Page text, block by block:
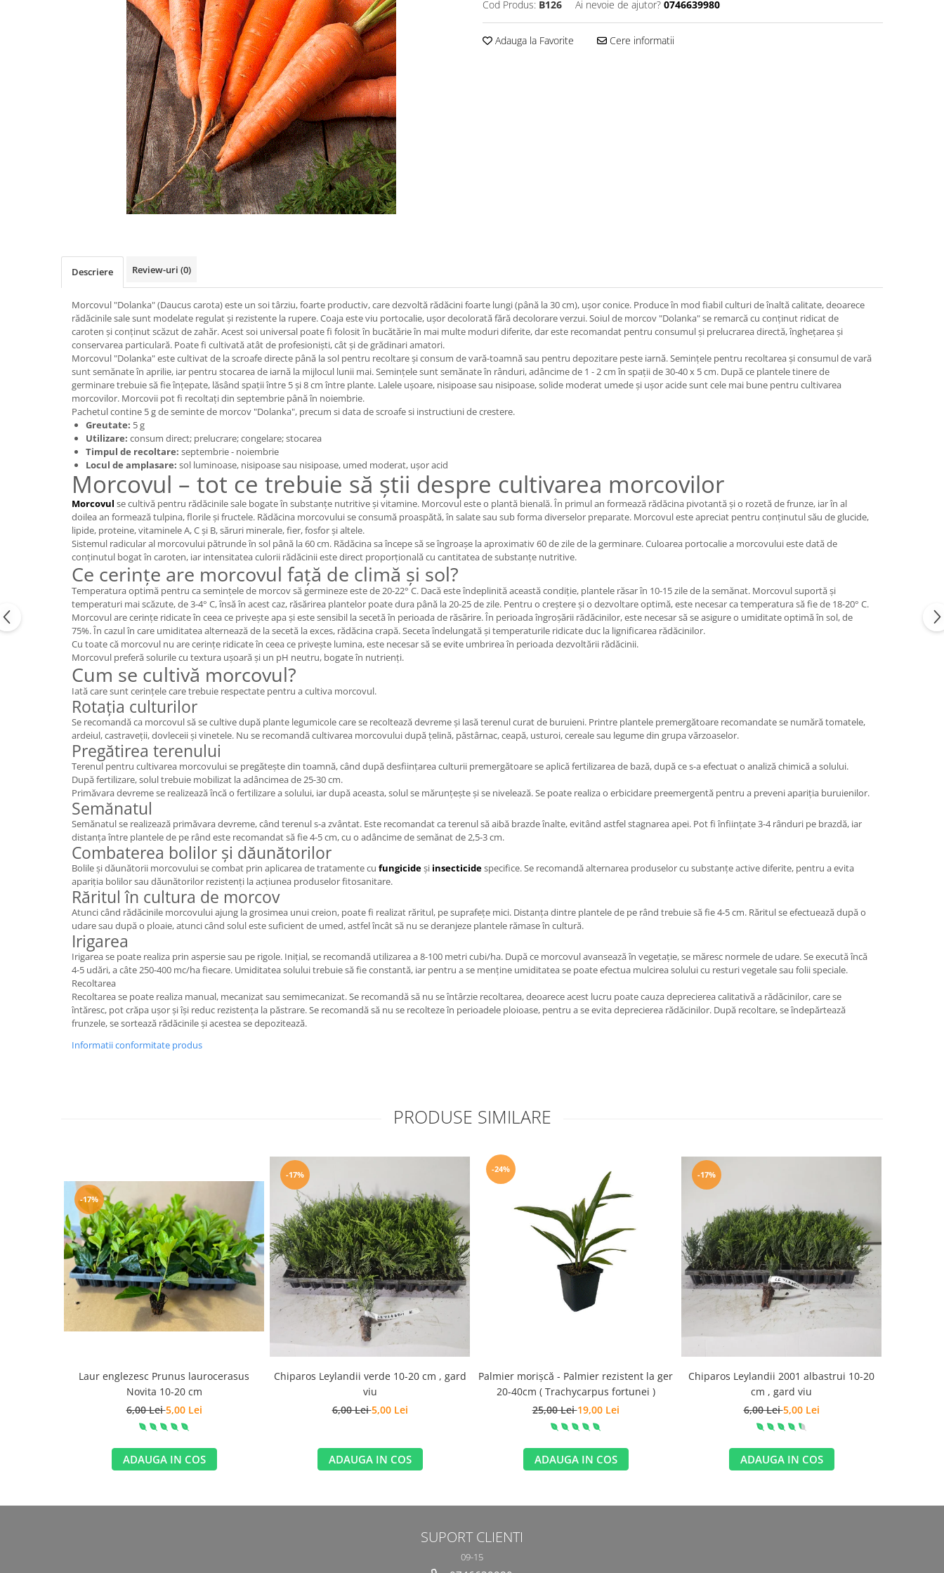
Cod Produs: B126 Ai nevoie de ajutor? 0746639980
Adauga la Favorite Cere informatii
Descriere Review-uri (0)
Morcovul "Dolanka" (Daucus carota) este un soi târziu, foarte productiv, care dezvoltă rădăcini foarte lungi (până la 30 cm), ușor conice. Produce în mod fiabil culturi de înaltă calitate, deoarece
rădăcinile sale sunt modelate regulat și rezistente la rupere. Coaja este viu portocalie, ușor decolorată fără decolorare verzui. Soiul de morcov "Dolanka" se remarcă cu conținut ridicat de
caroten și conținut scăzut de zahăr. Acest soi universal poate fi folosit în bucătărie în mai multe moduri diferite, dar este recomandat pentru consumul și prelucrarea directă, înghețarea și
conservarea particulară. Poate fi cultivată atât de profesioniști, cât și de grădinari amatori.
Morcovul "Dolanka" este cultivat de la scroafe directe până la sol pentru recoltare și consum de vară-toamnă sau pentru depozitare peste iarnă. Semințele pentru recoltarea și consumul de vară
sunt semănate în aprilie, iar pentru stocarea de iarnă la mijlocul lunii mai. Semințele sunt semănate în rânduri, adâncime de 1 - 2 cm în spații de 30-40 x 5 cm. După ce plantele tinere de
germinare trebuie să fie înțepate, lăsând spații între 5 și 8 cm între plante. Lalele ușoare, nisipoase sau nisipoase, solide moderat umede și ușor acide sunt cele mai bune pentru cultivarea
morcovilor. Morcovii pot fi recoltați din septembrie până în noiembrie.
Pachetul contine 5 g de seminte de morcov "Dolanka", precum si data de scroafe si instructiuni de crestere.
Greutate: 5 g
Utilizare: consum direct; prelucrare; congelare; stocarea
Timpul de recoltare: septembrie - noiembrie
Locul de amplasare: sol luminoase, nisipoase sau nisipoase, umed moderat, ușor acid
Morcovul – tot ce trebuie să știi despre cultivarea morcovilor
Morcovul se cultivă pentru rădăcinile sale bogate în substanțe nutritive și vitamine. Morcovul este o plantă bienală. În primul an formează rădăcina pivotantă și o rozetă de frunze, iar în al
doilea an formează tulpina, florile și fructele. Rădăcina morcovului se consumă proaspătă, în salate sau sub forma diverselor preparate. Morcovul este apreciat pentru conținutul său de glucide,
lipide, proteine, vitaminele A, C și B, săruri minerale, fier, fosfor și altele.
Sistemul radicular al morcovului pătrunde în sol până la 60 cm. Rădăcina sa începe să se îngroașe la aproximativ 60 de zile de la germinare. Culoarea portocalie a morcovului este dată de
conținutul bogat în caroten, iar intensitatea culorii rădăcinii este direct proporțională cu cantitatea de substanțe nutritive.
Ce cerințe are morcovul față de climă și sol?
Temperatura optimă pentru ca semințele de morcov să germineze este de 20-22° C. Dacă este îndeplinită această condiție, plantele răsar în 10-15 zile de la semănat. Morcovul suportă și
temperaturi mai scăzute, de 3-4° C, însă în acest caz, răsărirea plantelor poate dura până la 20-25 de zile. Pentru o creștere și o dezvoltare optimă, este necesar ca temperatura să fie de 18-20° C.
Morcovul are cerințe ridicate în ceea ce privește apa și este sensibil la secetă în perioada de răsărire. În perioada îngroșării rădăcinilor, este necesar să se asigure o umiditate optimă în sol, de
75%. În cazul în care umiditatea alternează de la secetă la exces, rădăcina crapă. Seceta îndelungată și temperaturile ridicate duc la lignificarea rădăcinilor.
Cu toate că morcovul nu are cerințe ridicate în ceea ce privește lumina, este necesar să se evite umbrirea în perioada dezvoltării rădăcinii.
Morcovul preferă solurile cu textura ușoară și un pH neutru, bogate în nutrienți.
Cum se cultivă morcovul?
Iată care sunt cerințele care trebuie respectate pentru a cultiva morcovul.
Rotația culturilor
Se recomandă ca morcovul să se cultive după plante legumicole care se recoltează devreme și lasă terenul curat de buruieni. Printre plantele premergătoare recomandate se numără tomatele,
ardeiul, castraveții, dovleceii și vinetele. Nu se recomandă cultivarea morcovului după țelină, păstârnac, ceapă, usturoi, cereale sau legume din grupa vărzoaselor.
Pregătirea terenului
Terenul pentru cultivarea morcovului se pregătește din toamnă, când după desființarea culturii premergătoare se aplică fertilizarea de bază, după ce s-a efectuat o analiză chimică a solului.
După fertilizare, solul trebuie mobilizat la adâncimea de 25-30 cm.
Primăvara devreme se realizează încă o fertilizare a solului, iar după aceasta, solul se mărunțește și se nivelează. Se poate realiza o erbicidare preemergentă pentru a preveni apariția buruienilor.
Semănatul
Semănatul se realizează primăvara devreme, când terenul s-a zvântat. Este recomandat ca terenul să aibă brazde înalte, evitând astfel stagnarea apei. Pot fi înființate 3-4 rânduri pe brazdă, iar
distanța între plantele de pe rând este recomandat să fie 4-5 cm, cu o adâncime de semănat de 2,5-3 cm.
Combaterea bolilor și dăunătorilor
Bolile și dăunătorii morcovului se combat prin aplicarea de tratamente cu fungicideși insecticidespecifice. Se recomandă alternarea produselor cu substanțe active diferite, pentru a evita
apariția bolilor sau dăunătorilor rezistenți la acțiunea produselor fitosanitare.
Răritul în cultura de morcov
Atunci când rădăcinile morcovului ajung la grosimea unui creion, poate fi realizat răritul, pe suprafețe mici. Distanța dintre plantele de pe rând trebuie să fie 4-5 cm. Răritul se efectuează după o
udare sau după o ploaie, atunci când solul este suficient de umed, astfel încât să nu se deranjeze plantele rămase în cultură.
Irigarea
Irigarea se poate realiza prin aspersie sau pe rigole. Inițial, se recomandă utilizarea a 8-100 metri cubi/ha. După ce morcovul avansează în vegetație, se măresc normele de udare. Se execută încă
4-5 udări, a câte 250-400 mc/ha fiecare. Umiditatea solului trebuie să fie constantă, iar pentru a se menține umiditatea se poate efectua mulcirea solului cu resturi vegetale sau folii speciale.
Recoltarea
Recoltarea se poate realiza manual, mecanizat sau semimecanizat. Se recomandă să nu se întârzie recoltarea, deoarece acest lucru poate cauza deprecierea calitativă a rădăcinilor, care se
întăresc, pot crăpa ușor și își reduc rezistența la păstrare. Se recomandă să nu se recolteze în perioadele ploioase, pentru a se evita deprecierea rădăcinilor. După recoltare, se îndepărtează
frunzele, se sortează rădăcinile și acestea se depozitează.
Informatii conformitate produs
PRODUSE SIMILARE
-17%
Laur englezesc Prunus laurocerasus
Novita 10-20 cm
6,00 Lei5,00 Lei
ADAUGA IN COS
-17%
Chiparos Leylandii verde 10-20 cm , gard
viu
6,00 Lei5,00 Lei
ADAUGA IN COS
-24%
Palmier morișcă - Palmier rezistent la ger
20-40cm ( Trachycarpus fortunei )
25,00 Lei19,00 Lei
ADAUGA IN COS
-17%
Chiparos Leylandii 2001 albastrui 10-20
cm , gard viu
6,00 Lei5,00 Lei
ADAUGA IN COS
SUPORT CLIENTI
09-15